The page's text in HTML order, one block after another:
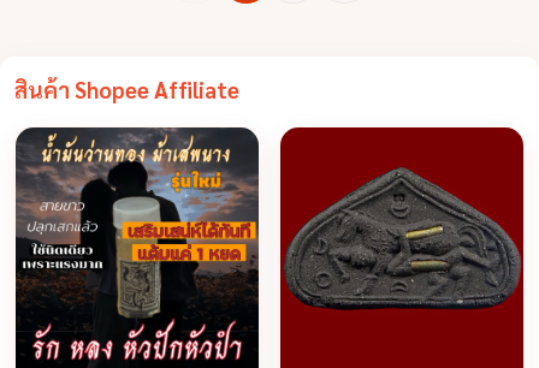
สินค้า Shopee Affiliate